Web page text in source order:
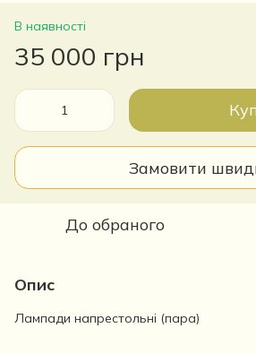
В наявності
35 000 грн
Замовити
До обраного
Опис
Лампади напрестольні (пара)